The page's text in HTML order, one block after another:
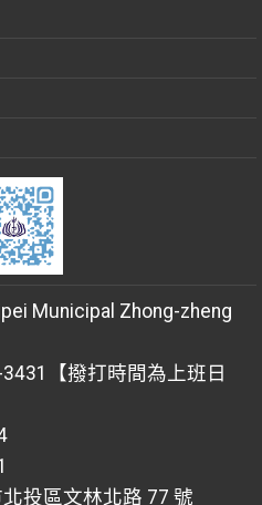
Municipal Zhong-zheng
【撥打時間為上班日
投區文林北路 77 號